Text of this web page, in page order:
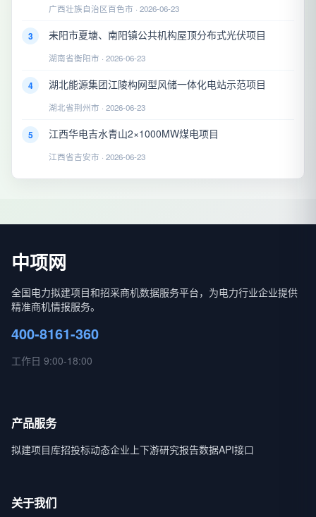
广西壮族自治区百色市 · 2026-06-23
3 耒阳市夏塘、南阳镇公共机构屋顶分布式光伏项目
湖南省衡阳市 · 2026-06-23
4 湖北能源集团江陵构网型风储一体化电站示范项目
湖北省荆州市 · 2026-06-23
5 江西华电吉水青山2×1000MW煤电项目
江西省吉安市 · 2026-06-23
中项网
全国电力拟建项目和招采商机数据服务平台，为电力行业企业提供
精准商机情报服务。
400-8161-360
工作日 9:00-18:00
产品服务
拟建项目库招投标动态企业上下游研究报告数据API接口
关于我们